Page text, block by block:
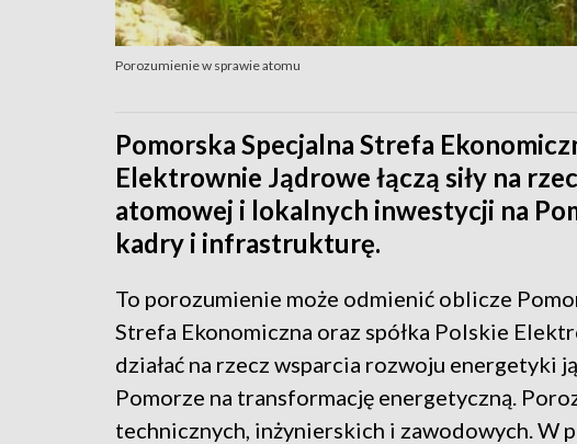
Porozumienie w sprawie atomu
Pomorska Specjalna Strefa
Elektrownie Jądrowe łączą siły na
atomowej i lokalnych inwestycji na
kadry i infrastrukturę.
To porozumienie może odmienić oblicze
Strefa Ekonomiczna oraz spółka Polskie
działać na rzecz wsparcia rozwoju energetyki
Pomorze na transformację energetyczną.
technicznych, inżynierskich i zawodowych. W